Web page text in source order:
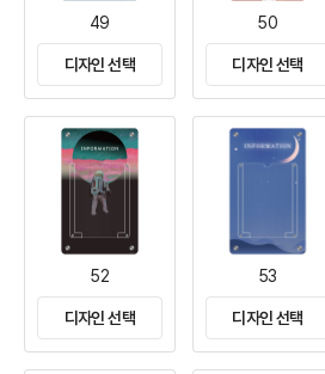
49
디자인 선택
50
디자인 선택
52
디자인 선택
53
디자인 선택